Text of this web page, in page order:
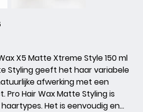
X5 Matte Xtreme Style 150 ml
Styling geeft het haar variabele
afwerking met een
Hair Wax Matte Styling is
Het is eenvoudig en